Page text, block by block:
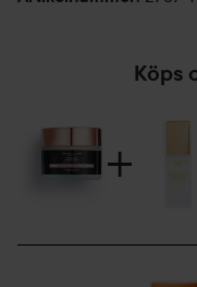
Köps